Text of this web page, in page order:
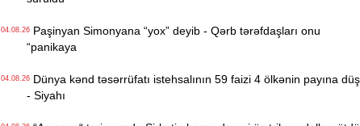
04.08.26Paşinyan Simonyana “yox” deyib - Qərb tərəfdaşları onu
“panikaya
04.08.26Dünya kənd təsərrüfatı istehsalının 59 faizi 4 ölkənin payına
- Siyahı